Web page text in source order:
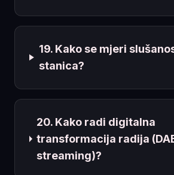
19. Kako se mjeri
stanica?
20. Kako radi digitalna
transformacija radija
streaming)?